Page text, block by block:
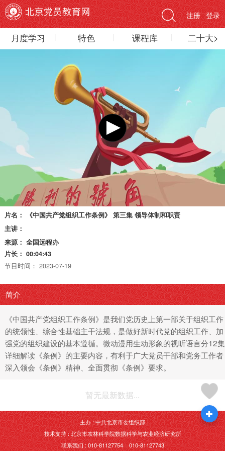
登录
注册
月度学习 特色 课程库 二十大>
片名：
《中国共产党组织工作条例》 第三集 领导体制和职责
主讲：
来源： 全国远程办
片长： 00:04:43
节目时间： 2023-07-19
简介
《中国共产党组织工作条例》是我们党历史上第一部关于组织工作
的统领性、综合性基础主干法规，是做好新时代党的组织工作、加
强党的组织建设的基本遵循。微动漫用生动形象的视听语言分12集
详细解读《条例》的主要内容，有利于广大党员干部和党务工作者
深入领会《条例》精神、全面贯彻《条例》要求。
暂无最新数据...
主办 : 中共北京市委组织部
技术支持 : 北京市农林科学院数据科学与农业经济研究所
联系我们 : 010-81127754 010-81127743